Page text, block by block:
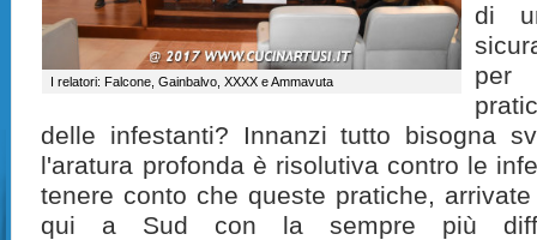
I relatori: Falcone, Gainbalvo, XXXX e Ammavuta
di
per
delle infestanti? Innanzi tutto bisogna
l'aratura profonda è risolutiva contro le
tenere conto che queste pratiche,
qui a Sud con la sempre più